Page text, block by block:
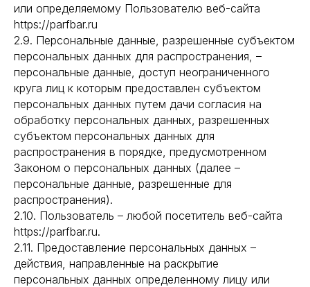
или определяемому Пользователю веб-сайта
https://parfbar.ru
2.9. Персональные данные, разрешенные субъектом
персональных данных для распространения, –
персональные данные, доступ неограниченного
круга лиц к которым предоставлен субъектом
персональных данных путем дачи согласия на
обработку персональных данных, разрешенных
субъектом персональных данных для
распространения в порядке, предусмотренном
Законом о персональных данных (далее –
персональные данные, разрешенные для
распространения).
2.10. Пользователь – любой посетитель веб-сайта
https://parfbar.ru.
2.11. Предоставление персональных данных –
действия, направленные на раскрытие
персональных данных определенному лицу или